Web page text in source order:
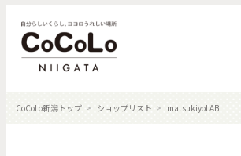
CoCoLo新潟トップ ショップリスト matsukiyoLAB